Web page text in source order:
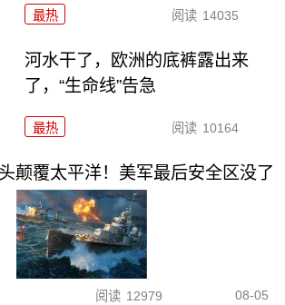
最热 阅读 14035
河水干了，欧洲的底裤露出来
了，“生命线”告急
最热 阅读 10164
颠覆太平洋！美军最后安全区没了
阅读 12979 08-05